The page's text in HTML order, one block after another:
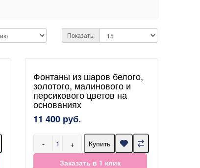
Показать:
Фонтаны из шаров белого,
золотого, малинового и
персикового цветов на
основаниях
11 400 руб.
- +
Купить
Заказать в 1 клик